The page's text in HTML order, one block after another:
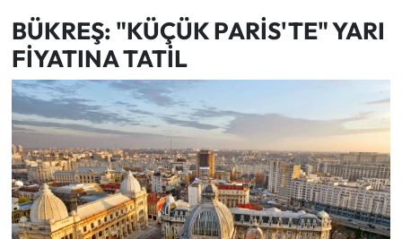
BÜKREŞ: "KÜÇÜK PARİS'TE" YARI
FİYATINA TATİL